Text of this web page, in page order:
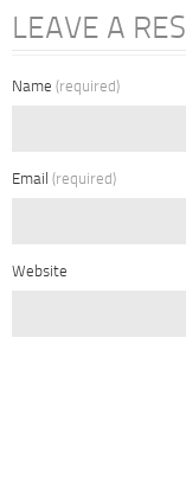
LEAVE A
Name (required)
Email (required)
Website